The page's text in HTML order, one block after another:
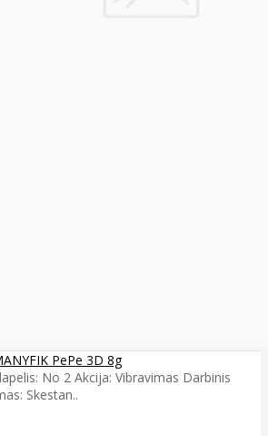
PePe 3D 8g
No 2 Akcija: Vibravimas Darbinis
Skestan..